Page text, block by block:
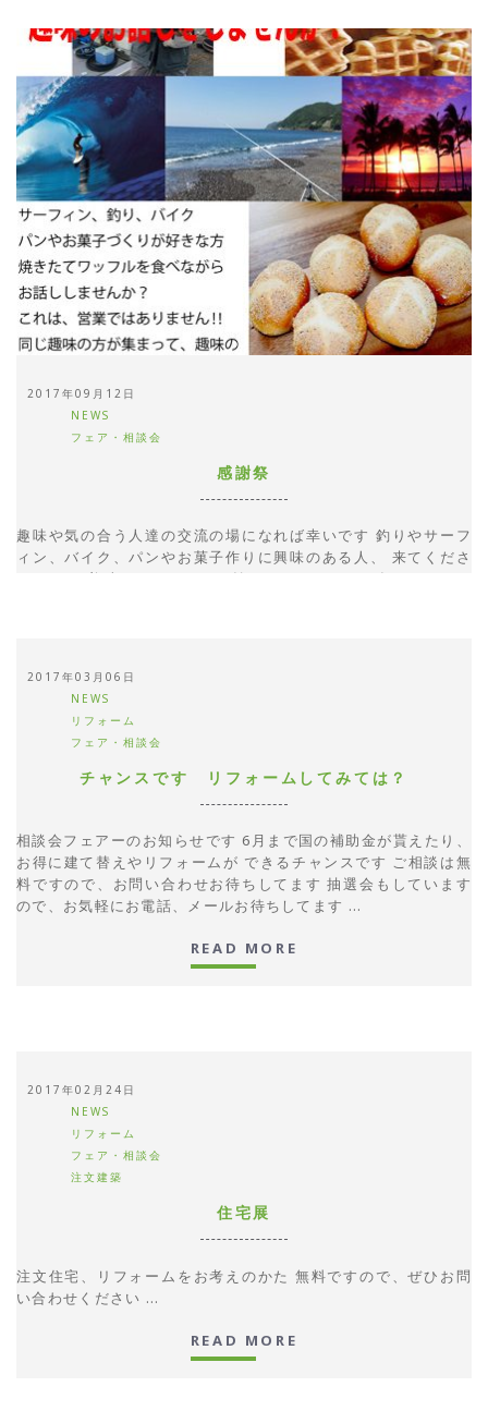
2017年09月12日
NEWS
フェア・相談会
感謝祭
趣味や気の合う人達の交流の場になれば幸いです 釣りやサーフ
ィン、バイク、パンやお菓子作りに興味のある人、 来てくださ
いね(^^♪ 美味しいコーヒーと焼きたてワッフルを食べながら、
2017年03月06日
NEWS
リフォーム
フェア・相談会
チャンスです リフォームしてみては？
相談会フェアーのお知らせです 6月まで国の補助金が貰えたり、
お得に建て替えやリフォームが できるチャンスです ご相談は無
料ですので、お問い合わせお待ちしてます 抽選会もしています
ので、お気軽にお電話、メールお待ちしてます ...
READ MORE
2017年02月24日
NEWS
リフォーム
フェア・相談会
注文建築
住宅展
注文住宅、リフォームをお考えのかた 無料ですので、ぜひお問
い合わせください ...
READ MORE